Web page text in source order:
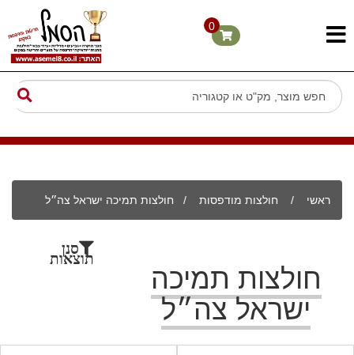
0
ראשי / חולצות מודפסות / חולצות תמיכה ישראל צה״ל
סנן
תוצאות
חולצות תמיכה
ישראל צה״ל